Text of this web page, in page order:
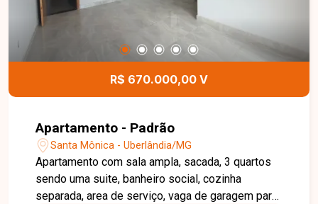
R$ 670.000,00 V
Apartamento - Padrão
Santa Mônica - Uberlândia/MG
Apartamento com sala ampla, sacada, 3 quartos
sendo uma suite, banheiro social, cozinha
separada, area de serviço, vaga de garagem para